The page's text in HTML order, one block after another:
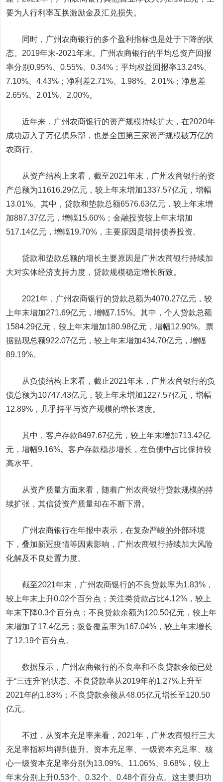
要为人行利率互换激励金及汇兑损失。
同时，广州农商银行的多个盈利指标也是处于下降的状
态。2019年末-2021年末。广州农商银行的平均总资产回报
率分别0.95%、0.55%、0.34%；平均权益回报率13.24%、
7.10%、4.43%；净利差2.71%、1.98%、2.01%；净息差
2.65%、2.01%、2.00%。
近年来，广州农商银行的资产规模持续扩大，在2020年
成功迈入了万亿俱乐部，也是全国第三家资产规模破万亿的
农商行。
从资产结构上来看，截至2021年末，广州农商银行的资
产总额为11616.29亿元，较上年末增加1337.57亿元，增幅
13.01%。其中，贷款和垫款总额6576.63亿元，较上年末增
加887.37亿元，增幅15.60%；金融投资较上年末增加
517.14亿元，增幅19.70%，主要原因是增持债券投资。
贷款和垫款总额的增长主要原因是广州农商银行持续加
大对实体经济支持力度，贷款规模稳定增长所致。
2021年，广州农商银行的贷款总额为4070.27亿元，较
上年末增加271.69亿元，增幅7.15%。其中，个人贷款总额
1584.29亿元，较上年末增加180.98亿元，增幅12.90%。票
据贴现总额922.07亿元，较上年末增加434.70亿元，增幅
89.19%。
从负债结构上来看，截止2021年末，广州农商银行的负
债总额为10747.43亿元，较上年末增加1227.57亿元，增幅
12.89%，几乎持平与资产规模的增长速度。
其中，客户存款8497.67亿元，较上年末增加713.42亿
元，增幅9.16%。客户存款稳步增长，在负债中占比保持较
高水平。
从资产质量方面来看，随着广州农商银行贷款规模的持
续扩张，其信贷资产质量却在不断下滑。
广州农商银行在年报中表示，在复杂严峻的外部环境
下，叠加新冠疫情等因素影响，广州农商银行持续加大风险
化解及不良处置力度。
截至2021年末，广州农商银行的不良贷款率为1.83%，
较上年末上升0.02个百分点；关注类贷款占比4.12%，较上
年末下降0.3个百分点；不良贷款余额为120.50亿元，较上年
末增加了17.4亿元；拨备覆盖率为167.04%，较上年末增长
了12.19个百分点。
数据显示，广州农商银行的不良率和不良贷款余额已处
于“三连升”的状态。不良贷款率从2019年的1.27%上升至
2021年的1.83%；不良贷款余额从48.05亿元增长至120.50
亿元。
不过，从资本充足率来看，2021年，广州农商银行三大
充足率指标均得到提升。资本充足率、一级资本充足率、核
心一级资本充足率分别为13.09%、11.06%、9.68%，较上
年末分别上升0.53个、0.32个、0.48个百分点。这主要归功